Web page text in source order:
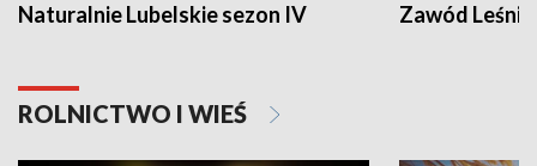
Naturalnie Lubelskie sezon IV Zawód Leśnik
ROLNICTWO I WIEŚ